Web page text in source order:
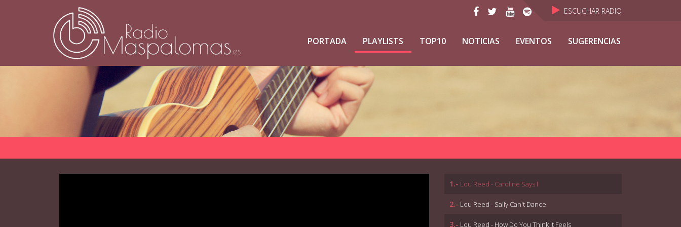
ESCUCHAR RADIO
PORTADA PLAYLISTS TOP10 NOTICIAS EVENTOS SUGERENCIAS
1.- Lou Reed - Caroline Says I
2.- Lou Reed - Sally Can't Dance
3.- Lou Reed - How Do You Think It Feels